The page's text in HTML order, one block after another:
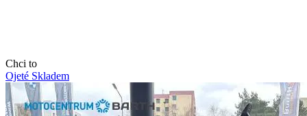
Chci to
Ojeté Skladem